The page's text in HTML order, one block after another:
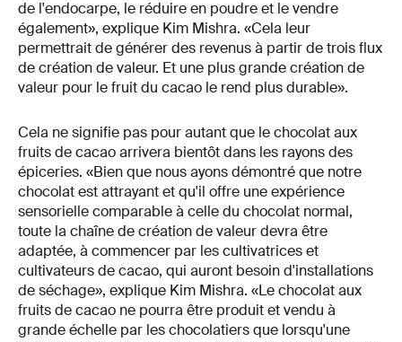
de l'endocarpe, le réduire en poudre et le vendre
également», explique Kim Mishra. «Cela leur
permettrait de générer des revenus à partir de trois flux
de création de valeur. Et une plus grande création de
valeur pour le fruit du cacao le rend plus durable».
Cela ne signifie pas pour autant que le chocolat aux
fruits de cacao arrivera bientôt dans les rayons des
épiceries. «Bien que nous ayons démontré que notre
chocolat est attrayant et qu'il offre une expérience
sensorielle comparable à celle du chocolat normal,
toute la chaîne de création de valeur devra être
adaptée, à commencer par les cultivatrices et
cultivateurs de cacao, qui auront besoin d'installations
de séchage», explique Kim Mishra. «Le chocolat aux
fruits de cacao ne pourra être produit et vendu à
grande échelle par les chocolatiers que lorsqu'une